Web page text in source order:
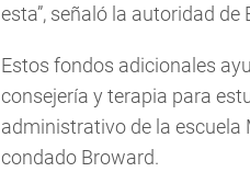
esta”, señaló la autoridad de
Estos fondos adicionales
consejería y terapia para
administrativo de la escuela
condado Broward.